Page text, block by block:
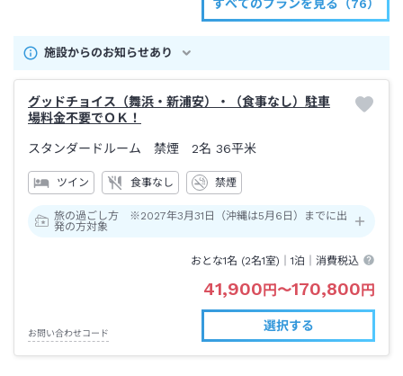
すべてのプランを見る（76）
施設からのお知らせあり
グッドチョイス（舞浜・新浦安）・（食事なし）駐車
場料金不要でＯＫ！
スタンダードルーム 禁煙 2名 36平米
ツイン 食事なし 禁煙
旅の過ごし方 ※2027年3月31日（沖縄は5月6日）までに出
発の方対象
おとな1名 (2名1室)｜1泊 ｜消費税込
41,900円〜170,800円
お問い合わせコード
選択する